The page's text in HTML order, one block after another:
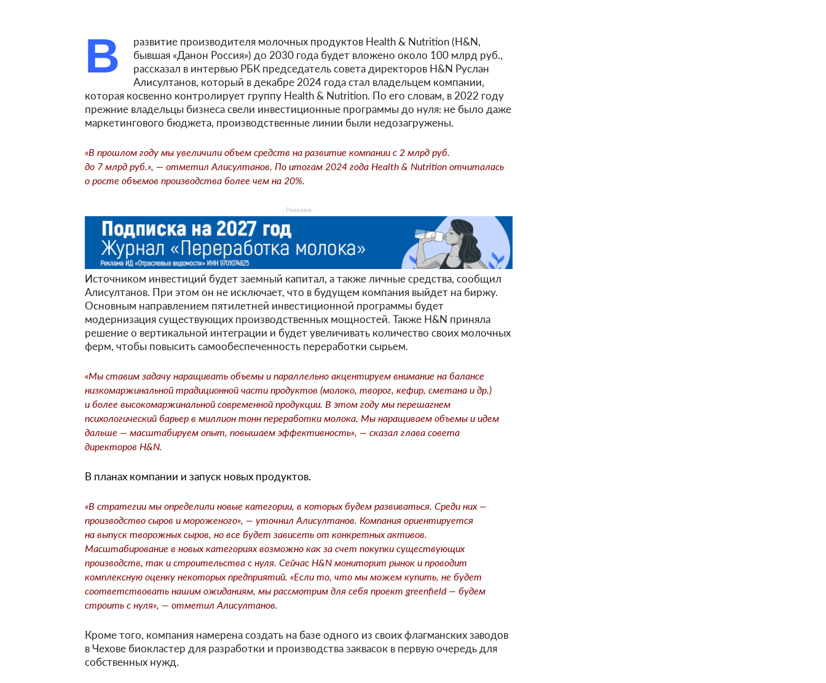
В
развитие производителя молочных продуктов Health & Nutrition (H&N,
бывшая «Данон Россия») до 2030 года будет вложено около 100 млрд руб.,
рассказал в интервью РБК председатель совета директоров H&N Руслан
Алисултанов, который в декабре 2024 года стал владельцем компании,
которая косвенно контролирует группу Health & Nutrition. По его словам, в 2022 году
прежние владельцы бизнеса свели инвестиционные программы до нуля: не было даже
маркетингового бюджета, производственные линии были недозагружены.
«В прошлом году мы увеличили объем средств на развитие компании с 2 млрд руб.
до 7 млрд руб.», — отметил Алисултанов. По итогам 2024 года Health & Nutrition отчиталась
о росте объемов производства более чем на 20%.
- Реклама -
Источником инвестиций будет заемный капитал, а также личные средства, сообщил
Алисултанов. При этом он не исключает, что в будущем компания выйдет на биржу.
Основным направлением пятилетней инвестиционной программы будет
модернизация существующих производственных мощностей. Также H&N приняла
решение о вертикальной интеграции и будет увеличивать количество своих молочных
ферм, чтобы повысить самообеспеченность переработки сырьем.
«Мы ставим задачу наращивать объемы и параллельно акцентируем внимание на балансе
низкомаржинальной традиционной части продуктов (молоко, творог, кефир, сметана и др.)
и более высокомаржинальной современной продукции. В этом году мы перешагнем
психологический барьер в миллион тонн переработки молока. Мы наращиваем объемы и идем
дальше — масштабируем опыт, повышаем эффективность», — сказал глава совета
директоров H&N.
В планах компании и запуск новых продуктов.
«В стратегии мы определили новые категории, в которых будем развиваться. Среди них —
производство сыров и мороженого», — уточнил Алисултанов. Компания ориентируется
на выпуск творожных сыров, но все будет зависеть от конкретных активов.
Масштабирование в новых категориях возможно как за счет покупки существующих
производств, так и строительства с нуля. Сейчас H&N мониторит рынок и проводит
комплексную оценку некоторых предприятий. «Если то, что мы можем купить, не будет
соответствовать нашим ожиданиям, мы рассмотрим для себя проект greenfield — будем
строить с нуля», — отметил Алисултанов.
Кроме того, компания намерена создать на базе одного из своих флагманских заводов
в Чехове биокластер для разработки и производства заквасок в первую очередь для
собственных нужд.